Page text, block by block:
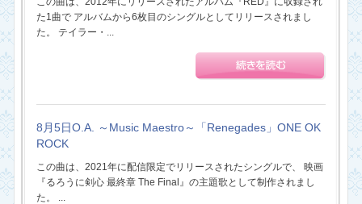
た1曲で アルバムから6枚目のシングルとしてリリースされまし
た。 テイラー・...
8月5日O.A. ～Music Maestro～「Renegades」ONE OK
ROCK
この曲は、2021年に配信限定でリリースされたシングルで、 映画
『るろうに剣心 最終章 The Final』の主題歌として制作されまし
た。 ...